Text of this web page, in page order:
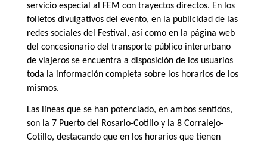
servicio especial al FEM con trayectos directos. En los
folletos divulgativos del evento, en la publicidad de las
redes sociales del Festival, así como en la página web
del concesionario del transporte público interurbano
de viajeros se encuentra a disposición de los usuarios
toda la información completa sobre los horarios de los
mismos.
Las líneas que se han potenciado, en ambos sentidos,
son la 7 Puerto del Rosario-Cotillo y la 8 Corralejo-
Cotillo, destacando que en los horarios que tienen